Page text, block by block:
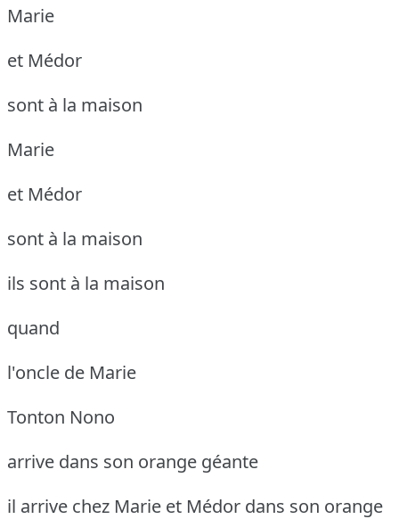
Marie
et Médor
sont à la maison
Marie
et Médor
sont à la maison
ils sont à la maison
quand
l'oncle de Marie
Tonton Nono
arrive dans son orange géante
il arrive chez Marie et Médor dans son orange